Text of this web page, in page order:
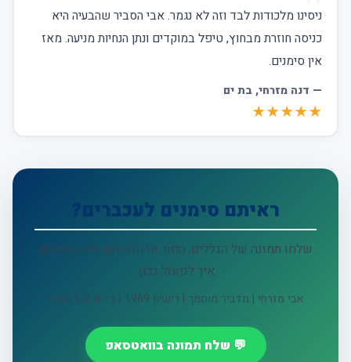
ניסינו מלכודות לבד וזה לא נגמר. אבי הסביר שהבעיה היא
כניסה חוזרת מבחוץ, טיפל במוקדים ונתן הנחיות מניעה. מאז
אין סימנים.
— דנה מזרחי, בת ים
★★★★★
ראיתם סימנים לעכברים?
שלחו תמונה של הגללים, החור או הכרסום ונכוון אתכם
איך לפעול נכון.
אבי מזרחי | מדביר מוסמך | רישיון 1969 | דירוג 5.0 בגוגל
💬 שלח תמונה בוואטסאפ